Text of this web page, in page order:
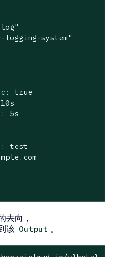
system"
true
10s
5s
test
去向，
该 Output 。